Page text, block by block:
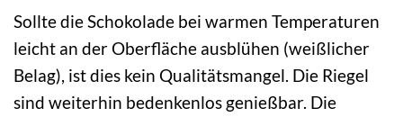
Sollte die Schokolade bei warmen Temperaturen
leicht an der Oberfläche ausblühen (weißlicher
Belag), ist dies kein Qualitätsmangel. Die Riegel
sind weiterhin bedenkenlos genießbar. Die